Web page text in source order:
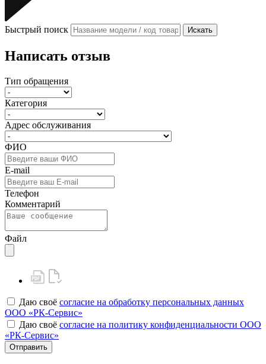
Быстрый поиск Искать
Написать отзыв
Тип обращения
Категория
Адрес обслуживания
ФИО
E-mail
Телефон
Комментарий
Файл
Даю своё согласие на обработку персональных данных
ООО «РК-Сервис»
Даю своё согласие на политику конфиденциальности ООО
«РК-Сервис»
Отправить